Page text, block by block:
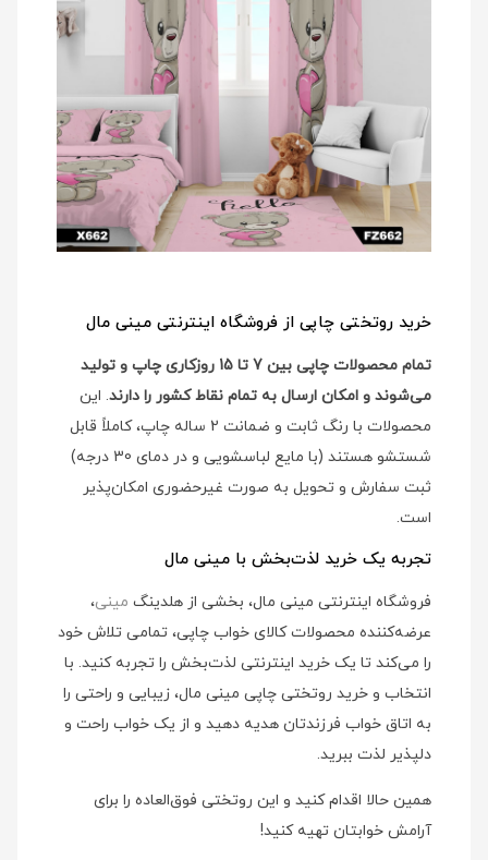
خرید روتختی چاپی از فروشگاه اینترنتی مینی مال
تمام محصولات چاپی بین 7 تا 15 روزکاری چاپ و تولید
می‌شوند و امکان ارسال به تمام نقاط کشور را دارند. این
محصولات با رنگ ثابت و ضمانت 2 ساله چاپ، کاملاً قابل
شستشو هستند (با مایع لباسشویی و در دمای 30 درجه)
ثبت سفارش و تحویل به صورت غیرحضوری امکان‌پذیر
است.
تجربه یک خرید لذت‌بخش با مینی مال
فروشگاه اینترنتی مینی مال، بخشی از هلدینگ مینی،
عرضه‌کننده محصولات کالای خواب چاپی، تمامی تلاش خود
را می‌کند تا یک خرید اینترنتی لذت‌بخش را تجربه کنید. با
انتخاب و خرید روتختی چاپی مینی مال، زیبایی و راحتی را
به اتاق خواب فرزندتان هدیه دهید و از یک خواب راحت و
دلپذیر لذت ببرید.
همین حالا اقدام کنید و این روتختی فوق‌العاده را برای
آرامش خوابتان تهیه کنید!